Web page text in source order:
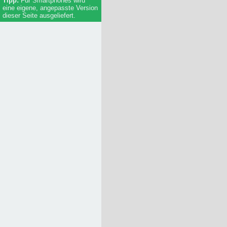
eine eigene, angepasste Version
dieser Seite ausgeliefert.